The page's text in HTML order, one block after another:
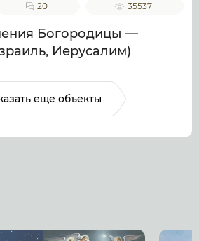
20 35537
Богородицы —
Иерусалим)
еще объекты